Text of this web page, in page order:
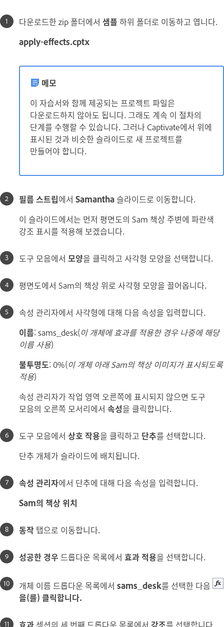
다운로드한 zip 폴더에서 샘플 하위 폴더로 이동하고 엽니다.
apply-effects.cptx
메모
이 자습서와 함께 제공되는 프로젝트 파일은
다운로드하지 않아도 됩니다. 그래도 계속 이 절차의
단계를 수행할 수 있습니다. 그러나 Captivate에서 위에
표시된 것과 비슷한 슬라이드로 새 프로젝트를
만들어야 합니다.
필름 스트립에서 Samantha슬라이드로 이동합니다.
이 슬라이드에서는 먼저 평면도의 Sam 책상 주변에 파란색
강조 표시를 적용해 보겠습니다.
도구 모음에서 모양을 클릭하고 사각형 모양을 선택합니다.
평면도에서 Sam의 책상 위로 사각형 모양을 끌어옵니다.
속성 관리자에서 사각형에 대해 다음 속성을 입력합니다.
이름: sams_desk(이 개체에 효과를 적용한 경우 나중에 해당
이름 사용)
불투명도: 0%(이 개체 아래 Sam의 책상 이미지가 표시되도록
적용)
속성 관리자가 작업 영역 오른쪽에 표시되지 않으면 도구
모음의 오른쪽 모서리에서 속성을 클릭합니다.
도구 모음에서 상호 작용을 클릭하고 단추를 선택합니다.
단추 개체가 슬라이드에 배치됩니다.
속성 관리자에서 단추에 대해 다음 속성을 입력합니다.
Sam의 책상 위치
동작 탭으로 이동합니다.
성공한 경우 드롭다운 목록에서 효과 적용을 선택합니다.
개체 이름 드롭다운 목록에서 sams_desk를 선택한 다음
을(를) 클릭합니다.